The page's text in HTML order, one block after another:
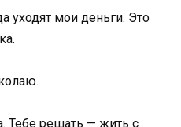
уходят мои деньги. Это
Тебе решать — жить с